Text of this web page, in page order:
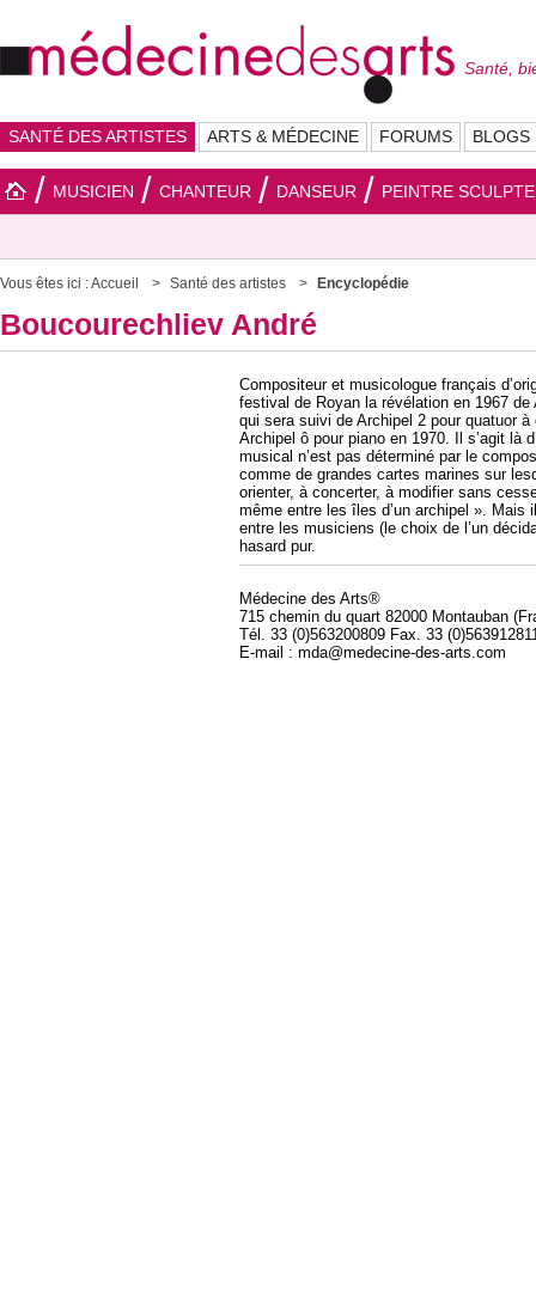
Santé,
SANTÉ DES ARTISTES ARTS & MÉDECINE FORUMS BLOGS
MUSICIEN CHANTEUR DANSEUR PEINTRE
Vous êtes ici :Accueil Santé des artistes Encyclopédie
Boucourechliev André
Compositeur et musicologue français
festival de Royan la révélation en 1967
qui sera suivi de Archipel 2 pour quatuor
Archipel ô pour piano en 1970. Il s’agit là
musical n’est pas déterminé par le
comme de grandes cartes marines sur
orienter, à concerter, à modifier sans
même entre les îles d’un archipel ». Mais
entre les musiciens (le choix de l’un
hasard pur.
Médecine des Arts®
715 chemin du quart 82000 Montauban
Tél. 33 (0)563200809 Fax. 33
E-mail : mda@medecine-des-arts.com